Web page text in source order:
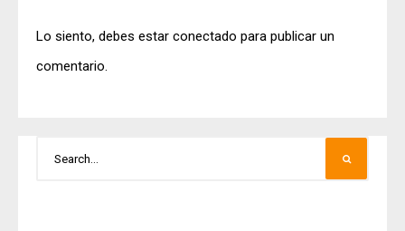
Lo siento, debes estar conectado para publicar un
comentario.